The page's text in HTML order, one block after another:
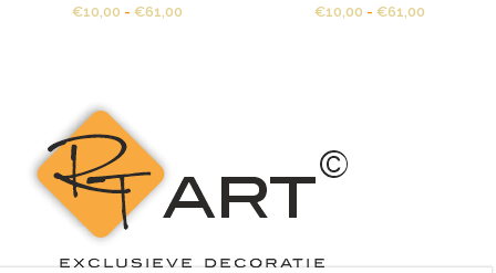
€10,00 - €61,00Prijsklasse:
€10,00 - €61,00